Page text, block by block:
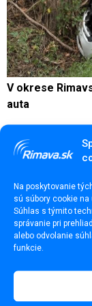
Na poskytovanie
sú súbory cookie
Súhlas s týmito
správanie pri
alebo odvolanie
funkcie.
V okrese
auta